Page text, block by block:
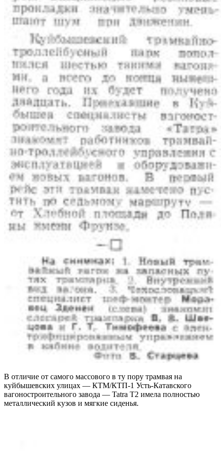
В отличие от самого массового в ту пору трамвая на
куйбышевских улицах — КТМ/КТП-1 Усть-Катавского
вагоностроительного завода — Tatra Т2 имела полностью
металлический кузов и мягкие сиденья.